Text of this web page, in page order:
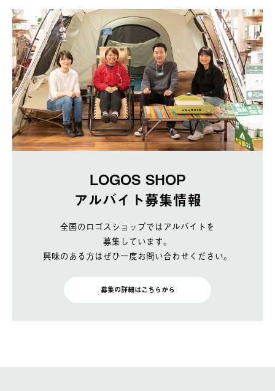
LOGOS SHOP
アルバイト募集情報
全国のロゴスショップではアルバイトを
募集しています。
興味のある方はぜひ一度お問い合わせください。
募集の詳細はこちらから